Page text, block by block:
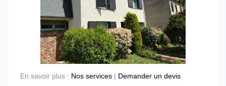
En savoir plus : Nos services | Demander un devis